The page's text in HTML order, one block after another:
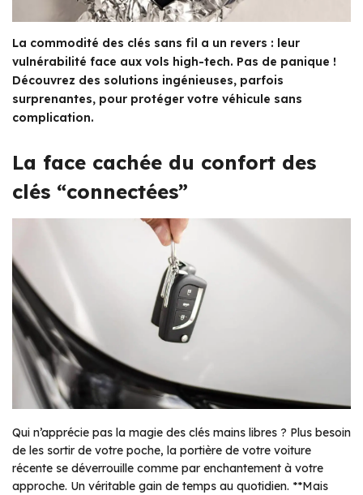
La commodité des clés sans fil a un revers : leur
vulnérabilité face aux vols high-tech. Pas de panique !
Découvrez des solutions ingénieuses, parfois
surprenantes, pour protéger votre véhicule sans
complication.
La face cachée du confort des
clés “connectées”
Qui n’apprécie pas la magie des clés mains libres ? Plus besoin
de les sortir de votre poche, la portière de votre voiture
récente se déverrouille comme par enchantement à votre
approche. Un véritable gain de temps au quotidien. **Mais